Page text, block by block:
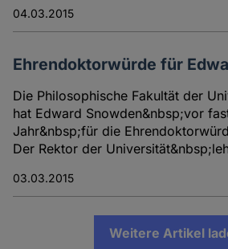
04.03.2015
Ehrendoktorwürde für
Die Philosophische Fakultät der
hat Edward Snowden&nbsp;vor
Jahr&nbsp;für die
Der Rektor der
03.03.2015
Weitere Artikel